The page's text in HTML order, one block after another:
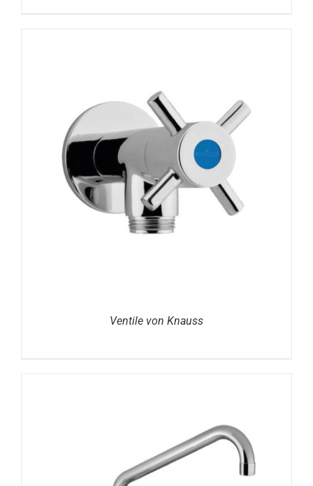
DETAILS
Ventile von Knauss